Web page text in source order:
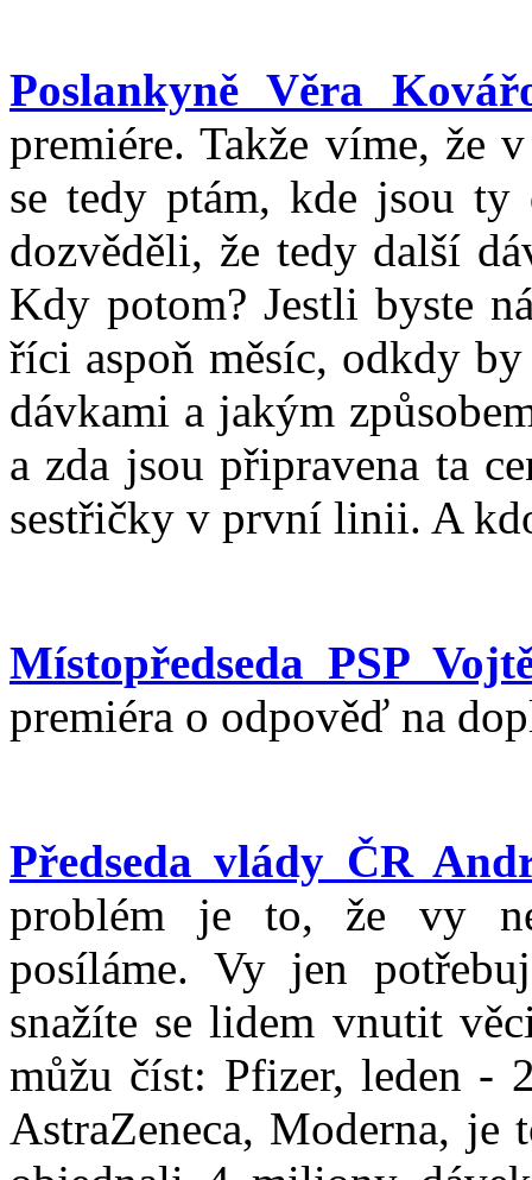
Poslankyně Věra
premiére. Takže víme, že
se tedy ptám, kde jsou ty
dozvěděli, že tedy další
Kdy potom? Jestli byste
říci aspoň měsíc, odkdy
dávkami a jakým
a zda jsou připravena ta
sestřičky v první linii. A
Místopředseda PSP
premiéra o odpověď na
Předseda vlády ČR
problém je to, že vy
posíláme. Vy jen
snažíte se lidem vnutit
můžu číst: Pfizer, leden -
AstraZeneca, Moderna, je